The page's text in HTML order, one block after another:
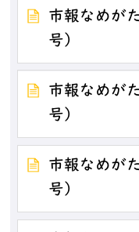
市報なめが
号）
市報なめが
号）
市報なめが
号）